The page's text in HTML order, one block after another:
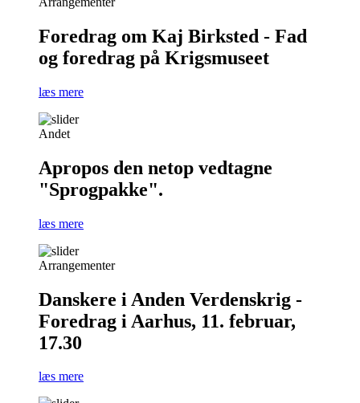
Foredrag om Kaj Birksted - Fad
og foredrag på Krigsmuseet
læs mere
Andet
Apropos den netop vedtagne
"Sprogpakke".
læs mere
Arrangementer
Danskere i Anden Verdenskrig -
Foredrag i Aarhus, 11. februar,
17.30
læs mere